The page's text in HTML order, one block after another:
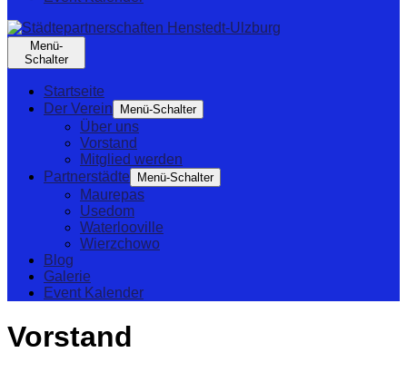
Menü-
Schalter
Startseite
Der Verein
Menü-Schalter
Über uns
Vorstand
Mitglied werden
Partnerstädte
Menü-Schalter
Maurepas
Usedom
Waterlooville
Wierzchowo
Blog
Galerie
Event Kalender
Vorstand